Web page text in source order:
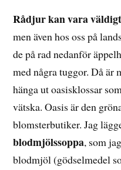
Rådjur kan vara
men även hos oss på
de på rad nedanför
med några tuggor. Då är
hänga ut oasisklossar
vätska. Oasis är den
blomsterbutiker. Jag
blodmjölssoppa, som
blodmjöl (gödselmedel